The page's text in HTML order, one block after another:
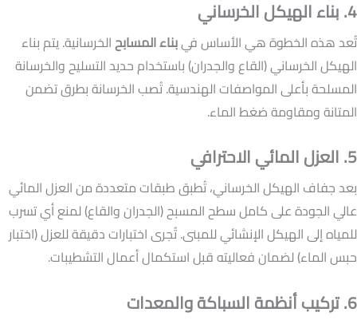
4. بناء الهيكل الخرساني
تُعد هذه الخطوة هي الأساس فيبناء المسابحالخرسانية. يتم بناء
الهيكل الخرساني (القاع والجدران) باستخدام حديد التسليح والخرسانة
المسلحة بأعلى المواصفات الهندسية. تُصب الخرسانة بطرق تضمن
المتانة ومقاومة ضغط الماء.
5. العزل المائي الاحترافي
بعد جفاف الهيكل الخرساني، تُطبق طبقات متعددة من العزل المائي
عالي الجودة على كامل سطح المسبح (الجدران والقاع) لمنع أي تسرب
للمياه إلى الهيكل الإنشائي للمبنى. تُجرى اختبارات دقيقة للعزل (اختبار
حبس الماء) لضمان فعاليته قبل استكمال أعمال التشطيبات.
6. تركيب أنظمة السباكة والمعدات